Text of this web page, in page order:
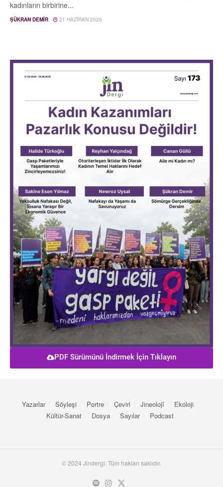
kadınların birbirine...
ŞÜKRAN DEMIR 21 HAZIRAN 2026
PDF Sürümünü İndirmek İçin Tıklayın
Yazarlar Söyleşi Portre Çeviri Jineolojî
Ekoloji
Kültür-Sanat
Dosya Sayılar Podcast
© 2024 Jindergi. Tüm hakları saklıdır.